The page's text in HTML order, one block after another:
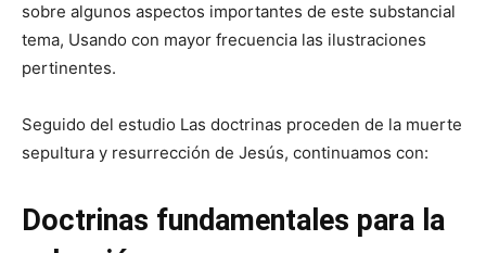
sobre algunos aspectos importantes de este substancial
tema, Usando con mayor frecuencia las ilustraciones
pertinentes.
Seguido del estudio Las doctrinas proceden de la muerte
sepultura y resurrección de Jesús, continuamos con:
Doctrinas fundamentales para la